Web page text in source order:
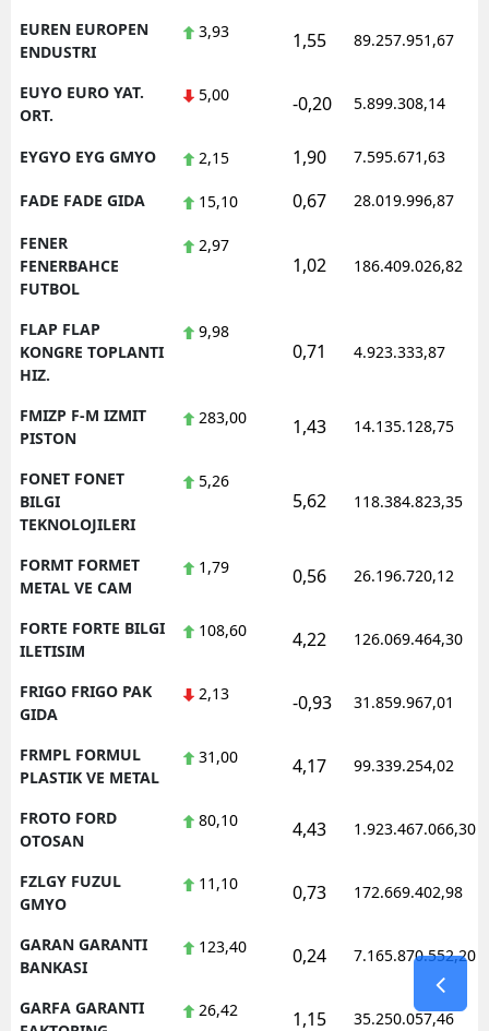
EUREN EUROPEN
ENDUSTRI
3,93 1,55 89.257.951,67
EUYO EURO YAT.
ORT.
5,00 -0,20 5.899.308,14
EYGYO EYG GMYO 2,15 1,90 7.595.671,63
FADE FADE GIDA 15,10 0,67 28.019.996,87
FENER
FENERBAHCE
FUTBOL
2,97
1,02 186.409.026,82
FLAP FLAP
KONGRE TOPLANTI
HIZ.
9,98
0,71 4.923.333,87
FMIZP F-M IZMIT
PISTON
283,00 1,43 14.135.128,75
FONET FONET
BILGI
TEKNOLOJILERI
5,26
5,62 118.384.823,35
FORMT FORMET
METAL VE CAM
1,79 0,56 26.196.720,12
FORTE FORTE BILGI
ILETISIM
108,60 4,22 126.069.464,30
FRIGO FRIGO PAK
GIDA
2,13 -0,93 31.859.967,01
FRMPL FORMUL
PLASTIK VE METAL
31,00 4,17 99.339.254,02
FROTO FORD
OTOSAN
80,10 4,43 1.923.467.066,30
FZLGY FUZUL
GMYO
11,10 0,73 172.669.402,98
GARAN GARANTI
BANKASI
123,40 0,24 7.165.870.552,20
GARFA GARANTI
26,42 1,15 35.250.057,46